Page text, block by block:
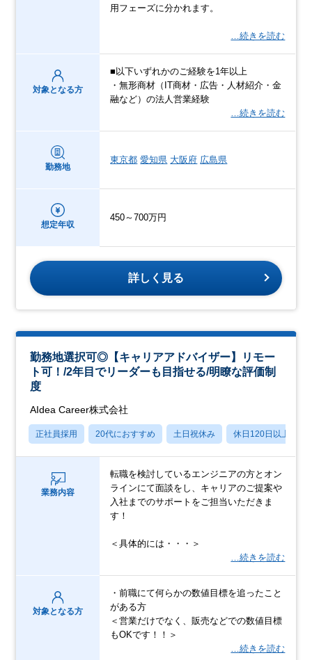
用フェーズに分かれます。
…続きを読む
対象となる方
■以下いずれかのご経験を1年以上
・無形商材（IT商材・広告・人材紹介・金
融など）の法人営業経験
…続きを読む
勤務地
東京都 愛知県 大阪府 広島県
想定年収
450～700万円
詳しく見る
勤務地選択可◎【キャリアアドバイザー】リモー
ト可！/2年目でリーダーも目指せる/明瞭な評価制
度
AIdea Career株式会社
正社員採用 20代におすすめ 土日祝休み 休日120日以上
業務内容
転職を検討しているエンジニアの方とオン
ラインにて面談をし、キャリアのご提案や
入社までのサポートをご担当いただきま
す！
＜具体的には・・・＞
…続きを読む
対象となる方
・前職にて何らかの数値目標を追ったこと
がある方
＜営業だけでなく、販売などでの数値目標
もOKです！！＞
…続きを読む